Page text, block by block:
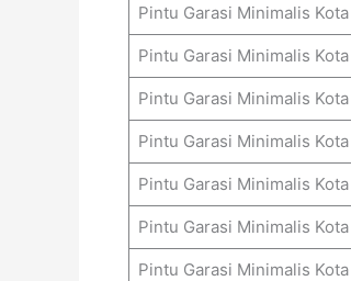
Pintu Garasi Minimalis
Pintu Garasi Minimalis
Pintu Garasi Minimalis
Pintu Garasi Minimalis
Pintu Garasi Minimalis
Pintu Garasi Minimalis
Pintu Garasi Minimalis